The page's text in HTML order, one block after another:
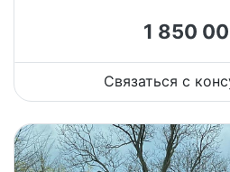
1 850
Связаться с